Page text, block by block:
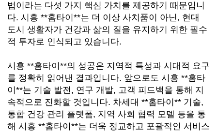
법이라는 다섯 가지 핵심 가치를 제공하기 때문입니
다. 시흥 **홈타이**는 더 이상 사치품이 아닌, 현대
도시 생활자가 건강과 삶의 질을 유지하기 위한 필수
적 투자로 인식되고 있습니다.
시흥 **홈타이**의 성공은 지역적 특성과 시대적 요구
를 정확히 읽어낸 결과입니다. 앞으로도 시흥 **홈타
이**는 기술 발전, 연구 개발, 고객 피드백을 통해 지
속적으로 진화할 것입니다. 차세대 **홈타이** 기술,
통합 건강 관리 플랫폼, 지역 사회 협력 모델 등을 통
해 시흥 **홈타이**는 더욱 정교하고 포괄적인 서비스